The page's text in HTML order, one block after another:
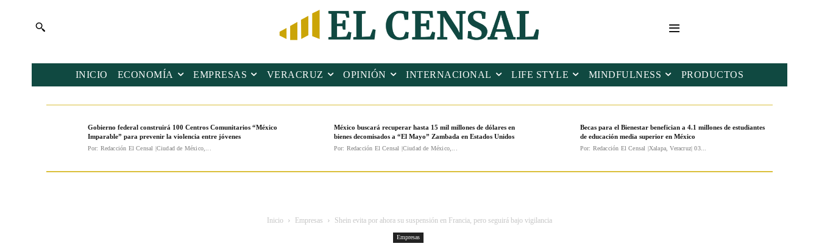
INICIO ECONOMÍA EMPRESAS VERACRUZ OPINIÓN INTERNACIONAL LIFE STYLE MINDFULNESS PRODUCTOS
Gobierno federal construirá 100 Centros Comunitarios “México
Imparable” para prevenir la violencia entre jóvenes
Por: Redacción El Censal |Ciudad de México,...
México buscará recuperar hasta 15 mil millones de dólares en
bienes decomisados a “El Mayo” Zambada en Estados Unidos
Por: Redacción El Censal |Ciudad de México,...
Becas para el Bienestar benefician a 4.1 millones de estudiantes
de educación media superior en México
Por: Redacción El Censal |Xalapa, Veracruz| 03...
Inicio Empresas Shein evita por ahora su suspensión en Francia, pero seguirá bajo vigilancia
Empresas